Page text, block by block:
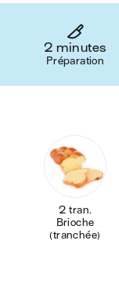
2 minutes
Préparation
2 tran.
Brioche
(tranchée)